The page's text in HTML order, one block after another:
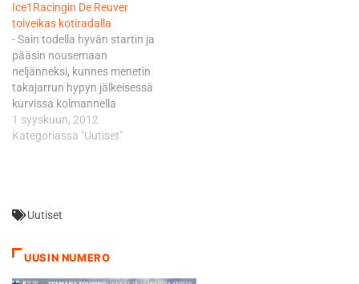
Koskela 23:s. Toisessa
erässä Tiainen pystyi
parantamaan sijan ottaen
yhden MM-pisteen ollen 20:s
ja Koskela 22:s De Reuver
kärsi koko päivän
vatsasairaudesta eikä…
Ice1Racingin De Reuver
toiveikas kotiradalla
- Sain todella hyvän startin ja
pääsin nousemaan
neljänneksi, kunnes menetin
takajarrun hypyn jälkeisessä
kurvissa kolmannella
kierroksella. Lisäksi rollarit
meni rikki erän loppupuolella
tapahtumia oli liikaa. Uskon,
hyvistä sijoista, kertasi de
Reuver karsintaerän kulkua.
Marc de Reuver…
1 syyskuun, 2012
Kategoriassa "Uutiset"
Uutiset
UUSIN NUMERO